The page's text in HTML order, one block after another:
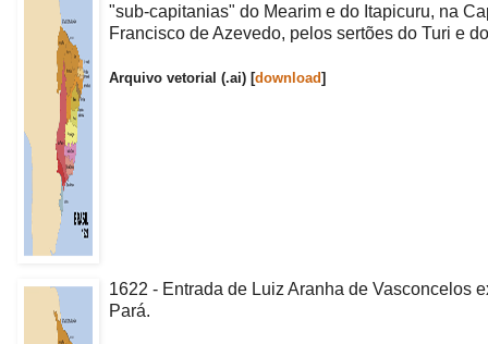
"sub-capitanias" do Mearim e do Itapicuru, na
Francisco de Azevedo, pelos sertões do Turi e
Arquivo vetorial (.ai) [download]
1622 - Entrada de Luiz Aranha de Vasconcelos
Pará.